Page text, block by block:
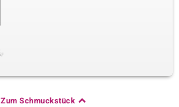
Zum Schmuckstück